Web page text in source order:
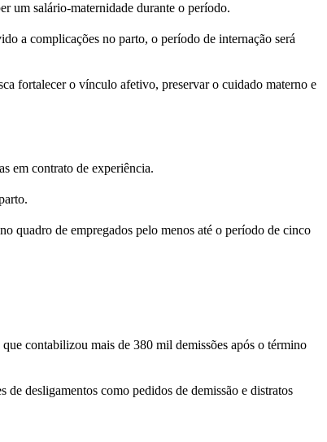
um salário-maternidade durante o período.
a complicações no parto, o período de internação será
fortalecer o vínculo afetivo, preservar o cuidado materno e
em contrato de experiência.
quadro de empregados pelo menos até o período de cinco
contabilizou mais de 380 mil demissões após o término
desligamentos como pedidos de demissão e distratos